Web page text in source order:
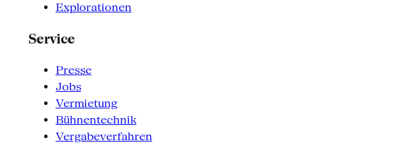
Explorationen
Service
Presse
Jobs
Vermietung
Bühnentechnik
Vergabeverfahren